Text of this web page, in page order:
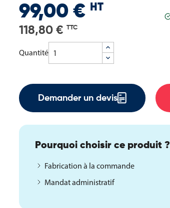
99,00 € HT
118,80 € TTC
Quantité
Demander un devis
Pourquoi choisir ce produit ?
Fabrication à la commande
Mandat administratif